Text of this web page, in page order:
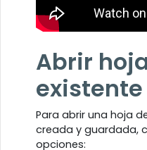
Abrir
existente
Para abrir una hoja
creada y guardada,
opciones: